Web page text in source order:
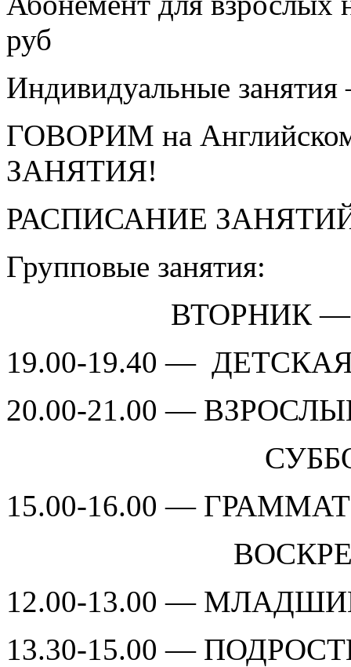
руб
Индивидуальные
ГОВОРИМ на
ЗАНЯТИЯ!
РАСПИСАНИЕ
Групповые занятия:
ВТОРНИК —
19.00-19.40 —
20.00-21.00 —
15.00-16.00 —
12.00-13.00 —
13.30-15.00 —